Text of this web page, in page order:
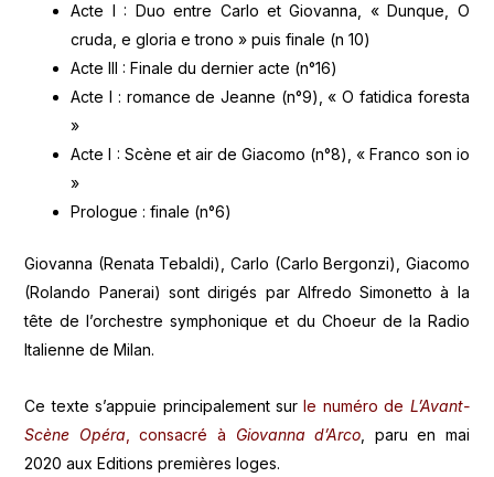
Acte I : Duo entre Carlo et Giovanna, « Dunque, O
cruda, e gloria e trono » puis finale (n 10)
Acte III : Finale du dernier acte (n°16)
Acte I : romance de Jeanne (n°9), « O fatidica foresta
»
Acte I : Scène et air de Giacomo (n°8), « Franco son io
»
Prologue : finale (n°6)
Giovanna (Renata Tebaldi), Carlo (Carlo Bergonzi), Giacomo
(Rolando Panerai) sont dirigés par Alfredo Simonetto à la
tête de l’orchestre symphonique et du Choeur de la Radio
Italienne de Milan.
Ce texte s’appuie principalement surle numéro de L’Avant-
Scène Opéra , consacré à Giovanna d’Arco , paru en mai
2020 aux Editions premières loges.